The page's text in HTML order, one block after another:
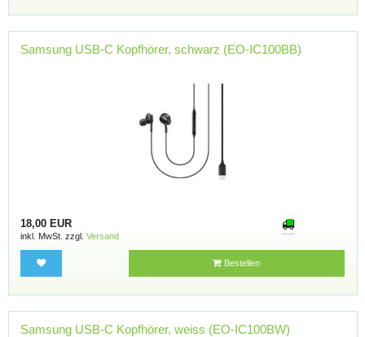
Samsung USB-C Kopfhörer, schwarz (EO-IC100BB)
18,00 EUR
inkl. MwSt. zzgl. Versand
Bestellen
Samsung USB-C Kopfhörer, weiss (EO-IC100BW)